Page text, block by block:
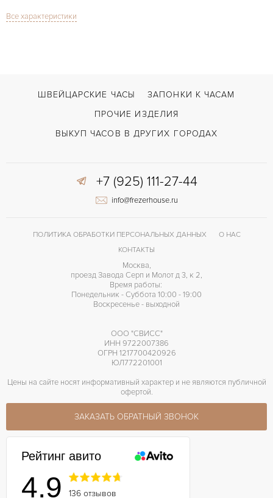
СТЕКЛО
ВОЗМОЖНОСТИ ДОСТАВКИ С документами, С футляром
ЦВЕТ БРАСЛЕТА
ДЛИНА БРАСЛЕТА, ДЛИННАЯ СТОРОНА
КАЛИБР/МЕХАНИЗМ
Все характеристики
ШВЕЙЦАРСКИЕ ЧАСЫ
ЗАПОНКИ К ЧАСАМ
ПРОЧИЕ ИЗДЕЛИЯ
ВЫКУП ЧАСОВ В ДРУГИХ ГОРОДАХ
+7 (925) 111-27-44
info@frezerhouse.ru
ПОЛИТИКА ОБРАБОТКИ ПЕРСОНАЛЬНЫХ ДАННЫХ
О НАС
КОНТАКТЫ
Москва,
проезд Завода Серп и Молот д 3, к 2,
Время работы:
Понедельник - Суббота 10:00 - 19:00
Воскресенье - выходной
ООО "СВИСС"
ИНН 9722007386
ОГРН 1217700420926
ЮЛ772201001
Цены на сайте носят информативный характер и не являются публичной
офертой.
ЗАКАЗАТЬ ОБРАТНЫЙ ЗВОНОК
Рейтинг авито
4.9 136 отзывов